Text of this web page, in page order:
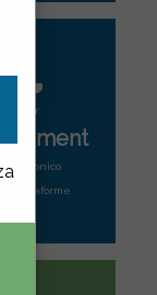
per:
elettonico
piattaforme